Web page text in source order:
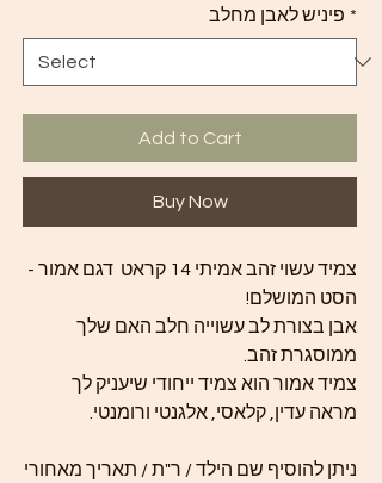
פיניש לאבן מחלב *
Add to Cart
Buy Now
צמיד עשוי זהב אמיתי 14 קראט דגם אמור -
הסט המושלם!
אבן בצורת לב עשוייה חלב האם שלך
ממוסגרת זהב.
צמיד אמור הוא צמיד ייחודי שיעניק לך
מראה עדין, קלאסי, אלגנטי ורומנטי.
ניתן להוסיף שם הילד / ר"ת / תאריך מאחורי